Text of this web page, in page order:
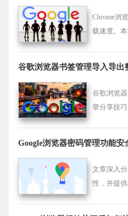
Chrome浏
载速度。
谷歌浏览器书签管理导入导出
谷歌浏览
章分享技
Google浏览器密码管理功能
文章深入
性，并提